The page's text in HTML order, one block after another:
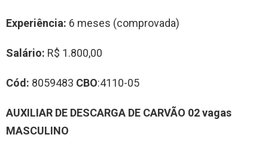
Experiência: 6 meses (comprovada)
Salário: R$ 1.800,00
Cód: 8059483 CBO:4110-05
AUXILIAR DE DESCARGA DE CARVÃO 02 vagas
MASCULINO